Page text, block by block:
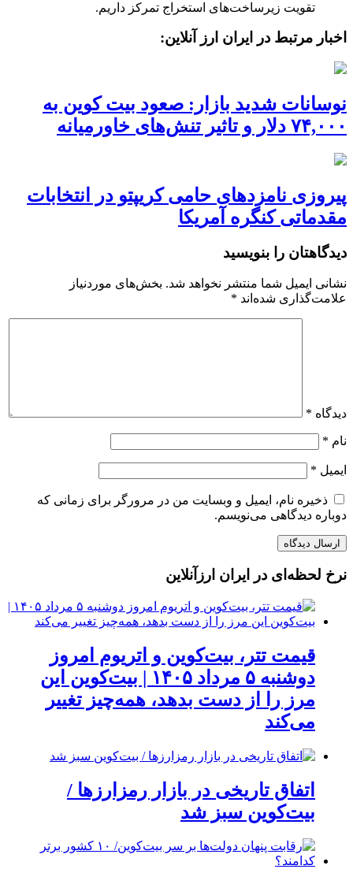
تقویت زیرساخت‌های استخراج تمرکز داریم.
اخبار مرتبط در ایران ارز آنلاین:
نوسانات شدید بازار: صعود بیت کوین به
۷۴,۰۰۰ دلار و تاثیر تنش‌های خاورمیانه
پیروزی نامزدهای حامی کریپتو در انتخابات
مقدماتی کنگره آمریکا
دیدگاهتان را بنویسید
نشانی ایمیل شما منتشر نخواهد شد. بخش‌های موردنیاز
علامت‌گذاری شده‌اند *
دیدگاه *
نام *
ایمیل *
ذخیره نام، ایمیل و وبسایت من در مرورگر برای زمانی که
دوباره دیدگاهی می‌نویسم.
نرخ لحظه‌ای در ایران ارزآنلاین
قیمت تتر، بیت‌کوین و اتریوم امروز
دوشنبه ۵ مرداد ۱۴۰۵ | بیت‌کوین این
مرز را از دست بدهد، همه‌چیز تغییر
می‌کند
اتفاق تاریخی در بازار رمزارزها /
بیت‌کوین سبز شد